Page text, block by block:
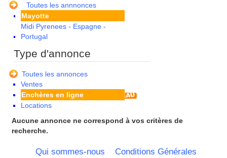
Toutes les annnonces
Martinique
Mayotte
Midi Pyrenees - Espagne -
Portugal
Pays Bas
Picardie
Poitou Charentes
Principauté de Monaco
Provence Alpes Cote d'Azur -
Italie
Rhone Alpes
Type d'annonce
Toutes les annonces
Ventes
Enchères en ligne
Locations
Aucune annonce ne correspond à vos critères de
recherche.
Qui sommes-nous
Conditions Générales